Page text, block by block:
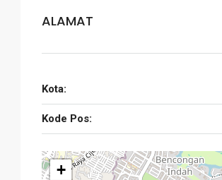
ALAMAT
Kota:
Kode Pos:
+